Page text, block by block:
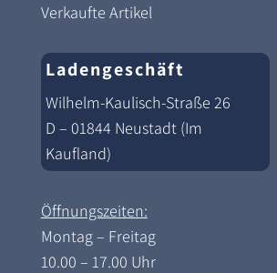
Verkaufte Artikel
Ladengeschäft
Wilhelm-Kaulisch-Straße 26
D – 01844 Neustadt (Im
Kaufland)
Öffnungszeiten:
Montag – Freitag
10.00 – 17.00 Uhr